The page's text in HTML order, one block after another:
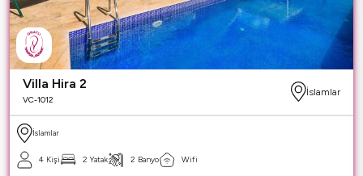
Villa Hira 2
VC-1012
İslamlar
İslamlar
4 Kişi 2 Yatak 2 Banyo Wifi